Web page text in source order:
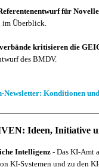
für Novelle
im Überblick.
kritisieren die
des BMDV.
Newsletter: Konditionen
Ideen, Initiative
Intelligenz- Das KI-Amt
KI-Systemen und zu den